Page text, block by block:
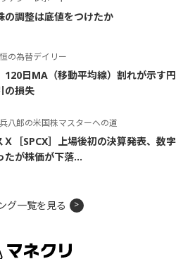
の調整は底値をつけたか
の為替デイリー
120日MA（移動平均線）割れが示す円
の損失
八郎の米国株マスターへの道
Ｘ［SPCX］上場後初の決算発表、数字
たが株価が下落...
グ一覧を見る